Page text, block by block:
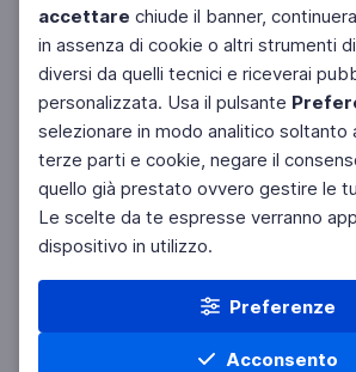
accettare chiude il banner,
in assenza di cookie o altri strumenti
diversi da quelli tecnici e riceverai
personalizzata. Usa il pulsante
selezionare in modo analitico soltanto
terze parti e cookie, negare il
quello già prestato ovvero gestire le
Le scelte da te espresse verranno
dispositivo in utilizzo.
Preferenze
Acconsento